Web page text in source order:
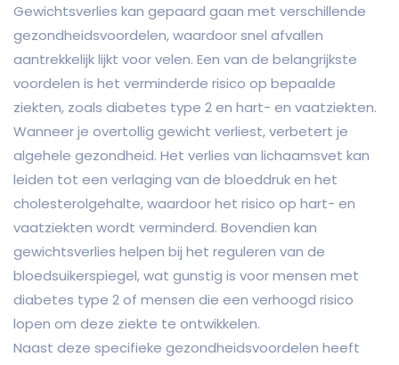
Gewichtsverlies kan gepaard gaan met verschillende
gezondheidsvoordelen, waardoor snel afvallen
aantrekkelijk lijkt voor velen. Een van de belangrijkste
voordelen is het verminderde risico op bepaalde
ziekten, zoals diabetes type 2 en hart- en vaatziekten.
Wanneer je overtollig gewicht verliest, verbetert je
algehele gezondheid. Het verlies van lichaamsvet kan
leiden tot een verlaging van de bloeddruk en het
cholesterolgehalte, waardoor het risico op hart- en
vaatziekten wordt verminderd. Bovendien kan
gewichtsverlies helpen bij het reguleren van de
bloedsuikerspiegel, wat gunstig is voor mensen met
diabetes type 2 of mensen die een verhoogd risico
lopen om deze ziekte te ontwikkelen.
Naast deze specifieke gezondheidsvoordelen heeft